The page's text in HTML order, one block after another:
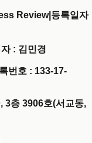
Review| 등록일자
: 김민경
번호 : 133-17-
3층 3906호(서교동,